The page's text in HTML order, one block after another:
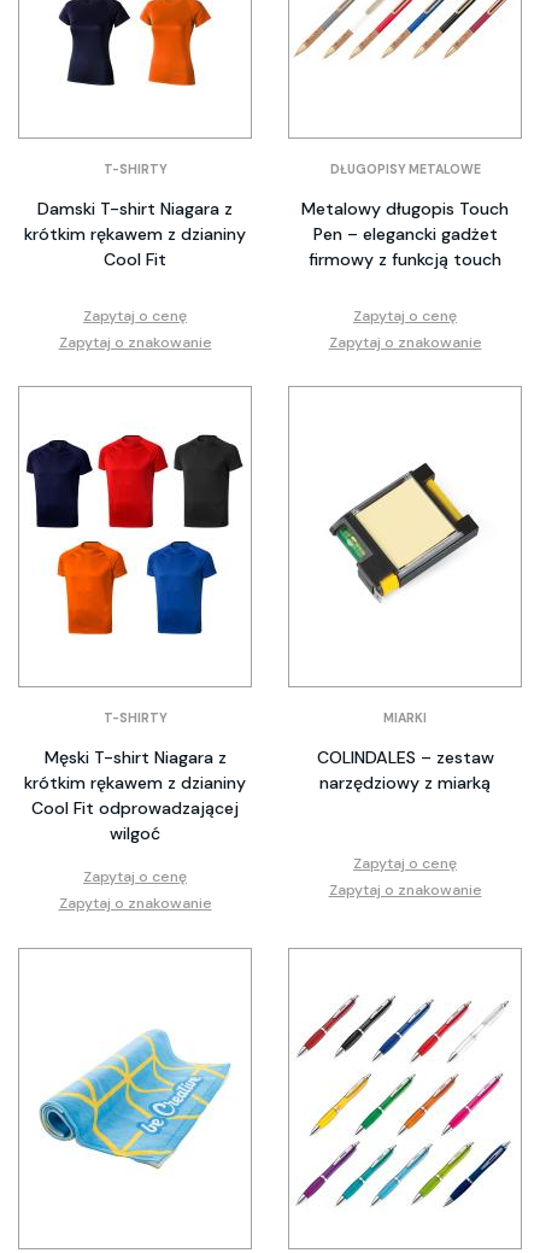
T-SHIRTY
Damski T-shirt Niagara z
krótkim rękawem z dzianiny
Cool Fit
Zapytaj o cenę
Zapytaj o znakowanie
DŁUGOPISY METALOWE
Metalowy długopis Touch
Pen – elegancki gadżet
firmowy z funkcją touch
Zapytaj o cenę
Zapytaj o znakowanie
T-SHIRTY
Męski T-shirt Niagara z
krótkim rękawem z dzianiny
Cool Fit odprowadzającej
wilgoć
Zapytaj o cenę
Zapytaj o znakowanie
MIARKI
COLINDALES – zestaw
narzędziowy z miarką
Zapytaj o cenę
Zapytaj o znakowanie